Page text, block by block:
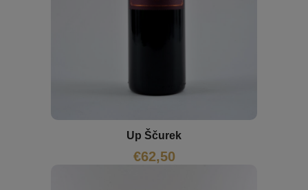
Up Ščurek
€62,50